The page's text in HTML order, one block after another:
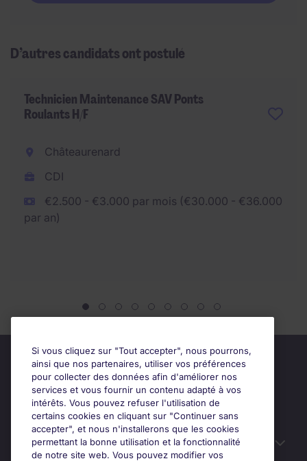
D’autres candidats ont postulé
Technicien Maintenance SAV Ponts
Roulants H/F
Châteaurenard
CDI
€2.500 - €3.000 par mois (€30.000 - €36.000
par an)
Candidats
Si vous cliquez sur "Tout accepter", nous pourrons,
ainsi que nos partenaires, utiliser vos préférences
pour collecter des données afin d'améliorer nos
services et vous fournir un contenu adapté à vos
intérêts. Vous pouvez refuser l'utilisation de
certains cookies en cliquant sur "Continuer sans
accepter", et nous n'installerons que les cookies
permettant la bonne utilisation et la fonctionnalité
de notre site web. Vous pouvez modifier vos